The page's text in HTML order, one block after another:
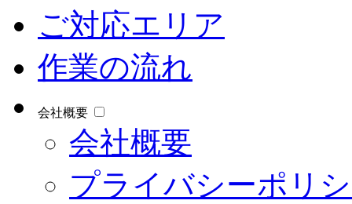
ご対応エリア
作業の流れ
会社概要
会社概要
プライバシーポリ